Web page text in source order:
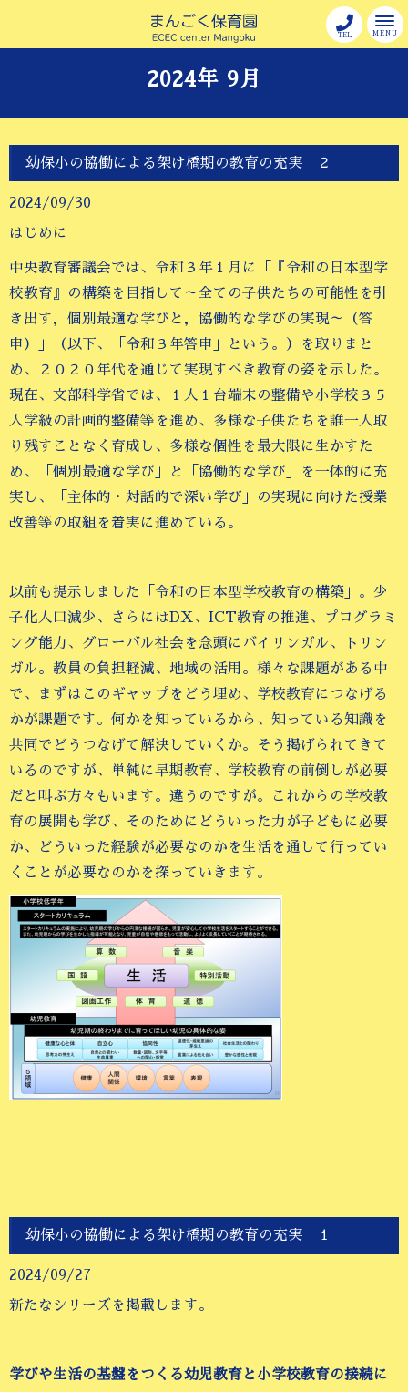
MENU
TEL
2024年 9月
幼保小の協働による架け橋期の教育の充実 ２
2024/09/30
はじめに
中央教育審議会では、令和３年１月に「『令和の日本型学
校教育』の構築を目指して～全ての子供たちの可能性を引
き出す，個別最適な学びと，協働的な学びの実現～（答
申）」（以下、「令和３年答申」という。）を取りまと
め、２０２０年代を通じて実現すべき教育の姿を示した。
現在、文部科学省では、１人１台端末の整備や小学校３５
人学級の計画的整備等を進め、多様な子供たちを誰一人取
り残すことなく育成し、多様な個性を最大限に生かすた
め、「個別最適な学び」と「協働的な学び」を一体的に充
実し、「主体的・対話的で深い学び」の実現に向けた授業
改善等の取組を着実に進めている。
以前も提示しました「令和の日本型学校教育の構築」。少
子化人口減少、さらにはDX、ICT教育の推進、プログラミ
ング能力、グローバル社会を念頭にバイリンガル、トリン
ガル。教員の負担軽減、地域の活用。様々な課題がある中
で、まずはこのギャップをどう埋め、学校教育につなげる
かが課題です。何かを知っているから、知っている知識を
共同でどうつなげて解決していくか。そう掲げられてきて
いるのですが、単純に早期教育、学校教育の前倒しが必要
だと叫ぶ方々もいます。違うのですが。これからの学校教
育の展開も学び、そのためにどういった力が子どもに必要
か、どういった経験が必要なのかを生活を通して行ってい
くことが必要なのかを探っていきます。
幼保小の協働による架け橋期の教育の充実 １
2024/09/27
新たなシリーズを掲載します。
学びや生活の基盤をつくる幼児教育と小学校教育の接続に